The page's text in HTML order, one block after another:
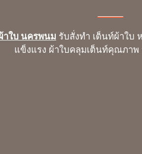
าใบ นครพนม รับสั่งทำ เต็นท์ผ้าใบ
แข็งแรง ผ้าใบคลุมเต็นท์คุณภาพ